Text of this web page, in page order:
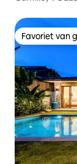
Favoriet van
Favoriet van